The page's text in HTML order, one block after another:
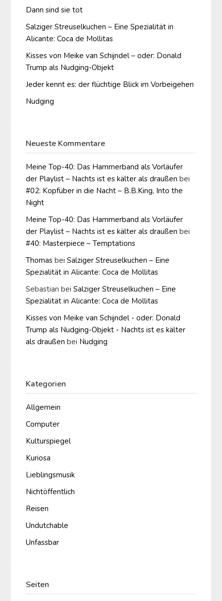
Dann sind sie tot
Salziger Streuselkuchen – Eine Spezialität in
Alicante: Coca de Mollitas
Kisses von Meike van Schijndel – oder: Donald
Trump als Nudging-Objekt
Jeder kennt es: der flüchtige Blick im Vorbeigehen
Nudging
Neueste Kommentare
Meine Top-40: Das Hammerband als Vorläufer
der Playlist – Nachts ist es kälter als draußen bei
#02: Kopfüber in die Nacht – B.B.King, Into the
Night
Meine Top-40: Das Hammerband als Vorläufer
der Playlist – Nachts ist es kälter als draußen bei
#40: Masterpiece – Temptations
Thomas beiSalziger Streuselkuchen – Eine
Spezialität in Alicante: Coca de Mollitas
Sebastian beiSalziger Streuselkuchen – Eine
Spezialität in Alicante: Coca de Mollitas
Kisses von Meike van Schijndel - oder: Donald
Trump als Nudging-Objekt - Nachts ist es kälter
als draußen bei Nudging
Kategorien
Allgemein
Computer
Kulturspiegel
Kuriosa
Lieblingsmusik
Nichtöffentlich
Reisen
Undutchable
Unfassbar
Seiten